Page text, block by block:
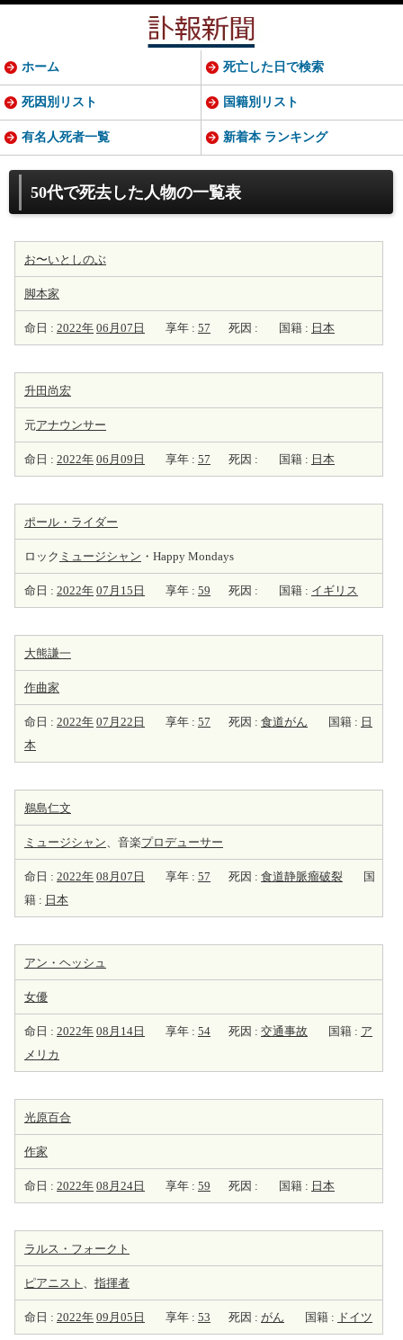
50代で死去した人物の一覧表
お〜いとしのぶ
脚本家
命日 : 2022年 06月07日 享年 : 57 死因 : 国籍 : 日本
升田尚宏
元アナウンサー
命日 : 2022年 06月09日 享年 : 57 死因 : 国籍 : 日本
ポール・ライダー
ロック ミュージシャン ・Happy Mondays
命日 : 2022年 07月15日 享年 : 59 死因 : 国籍 : イギリス
大熊謙一
作曲家
命日 : 2022年 07月22日 享年 : 57 死因 : 食道がん 国籍 : 日
本
鵜島仁文
ミュージシャン、音楽プロデューサー
命日 : 2022年 08月07日 享年 : 57 死因 : 食道静脈瘤破裂
国
籍 : 日本
アン・ヘッシュ
女優
命日 : 2022年 08月14日 享年 : 54 死因 : 交通事故 国籍 : ア
メリカ
光原百合
作家
命日 : 2022年 08月24日 享年 : 59 死因 : 国籍 : 日本
ラルス・フォークト
ピアニスト 、 指揮者
命日 : 2022年 09月05日 享年 : 53 死因 : がん 国籍 : ドイツ
ホーム 死亡した日で検索
死因別リスト 国籍別リスト
有名人死者一覧 新着本 ランキング